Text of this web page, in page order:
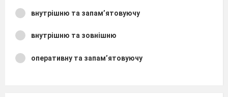
внутрішню та запам’ятовуючу
внутрішню та зовнішню
оперативну та запам’ятовуючу